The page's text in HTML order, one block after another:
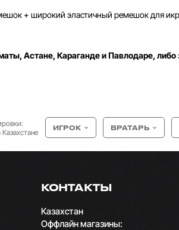
+ широкий эластичный ремешок для
Астане, Караганде и Павлодаре,
ИГРОК ВРАТАРЬ
КОНТАКТЫ
Казахстан
Оффлайн магазины: